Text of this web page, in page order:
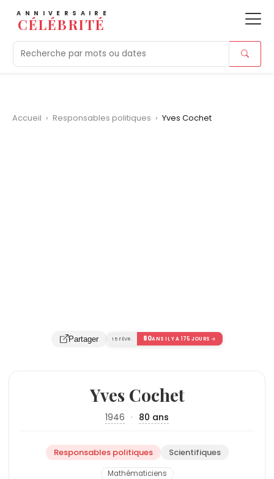
ANNIVERSAIRE
CÉLÉBRITÉ
Aujourd'hui Tendances Morts
Accueil › Responsables politiques › Yves Cochet
Partager 15 FÉVR. 80ANS IL Y A 175 JOURS →
Yves Cochet
1946 · 80 ans
Responsables politiques Scientifiques
Mathématiciens